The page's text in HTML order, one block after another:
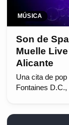
MÚSICA
Son de
Muelle
Alicante
Una cita de
Fontaines